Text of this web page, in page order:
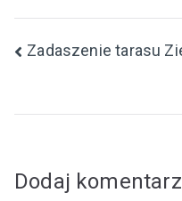
Nawigacja
Zadaszenie tarasu
Dodaj komentarz